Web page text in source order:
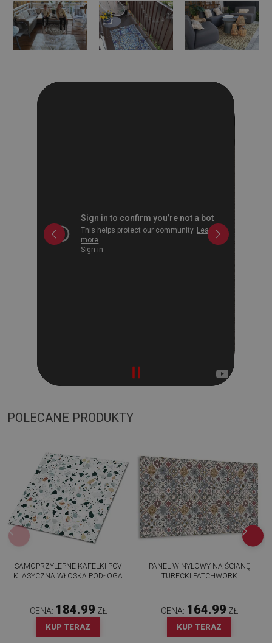
POLECANE PRODUKTY
SAMOPRZYLEPNE KAFELKI PCV
KLASYCZNA WŁOSKA PODŁOGA
CENA: 184.99 ZŁ
KUP TERAZ
PANEL WINYLOWY NA ŚCIANĘ
TURECKI PATCHWORK
CENA: 164.99 ZŁ
KUP TERAZ